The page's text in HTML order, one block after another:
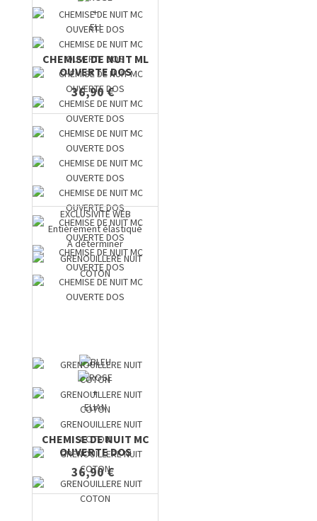
+
ELI
CHEMISE DE NUIT ML
OUVERTE DOS
36,90 €
+
ELIAN
CHEMISE DE NUIT MC
OUVERTE DOS
36,90 €
EXCLUSIVITE WEB
Entièrement élastiqué
A déterminer